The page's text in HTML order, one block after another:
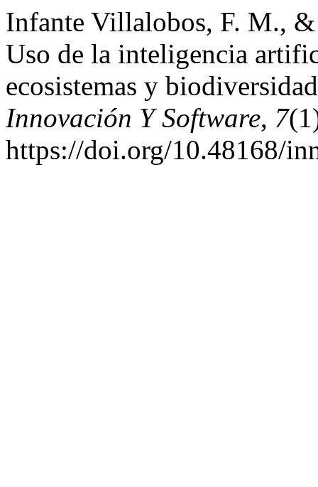
Infante Villalobos, F. M.,
Uso de la inteligencia
ecosistemas y
Innovación Y Software, 7
https://doi.org/10.48168/